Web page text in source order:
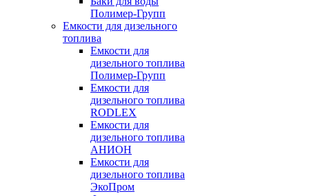
Полимер-Групп
Емкости для дизельного
топлива
Емкости для
дизельного топлива
Полимер-Групп
Емкости для
дизельного топлива
RODLEX
Емкости для
дизельного топлива
АНИОН
Емкости для
дизельного топлива
ЭкоПром